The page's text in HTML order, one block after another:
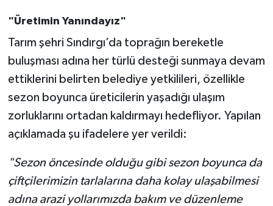
"Üretimin Yanındayız"
Tarım şehri Sındırgı’da toprağın bereketle
buluşması adına her türlü desteği sunmaya devam
ettiklerini belirten belediye yetkilileri, özellikle
sezon boyunca üreticilerin yaşadığı ulaşım
zorluklarını ortadan kaldırmayı hedefliyor. Yapılan
açıklamada şu ifadelere yer verildi:
"Sezon öncesinde olduğu gibi sezon boyunca da
çiftçilerimizin tarlalarına daha kolay ulaşabilmesi
adına arazi yollarımızda bakım ve düzenleme
Resmi İlanlar
SAĞLIK
SEYAHAT
Sındırgı